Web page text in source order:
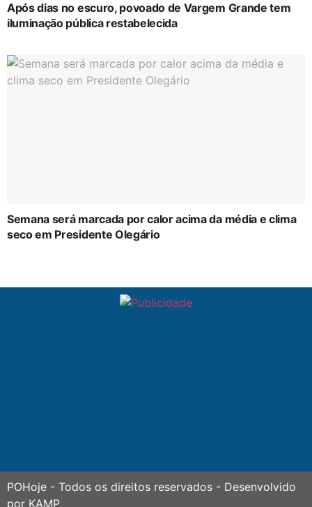
Após dias no escuro, povoado de Vargem Grande tem
iluminação pública restabelecida
Semana será marcada por calor acima da média e clima
seco em Presidente Olegário
POHoje - Todos os direitos reservados - Desenvolvido
por KAMP